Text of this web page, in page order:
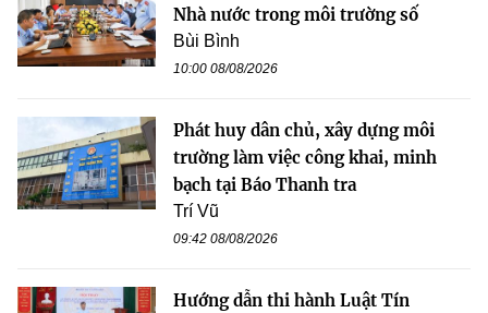
Nhà nước trong môi trường số
Bùi Bình
10:00 08/08/2026
Phát huy dân chủ, xây dựng môi
trường làm việc công khai, minh
bạch tại Báo Thanh tra
Trí Vũ
09:42 08/08/2026
Hướng dẫn thi hành Luật Tín